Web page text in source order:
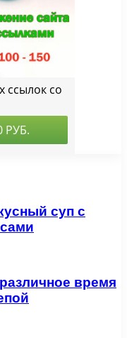
суп с
время